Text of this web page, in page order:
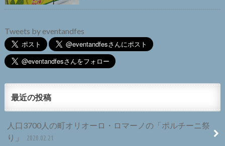
Tweets by eventandfes
最近の投稿
人口3700人の町オリオーロ・ロマーノの「ポルチーニ祭
り」
2020.02.21